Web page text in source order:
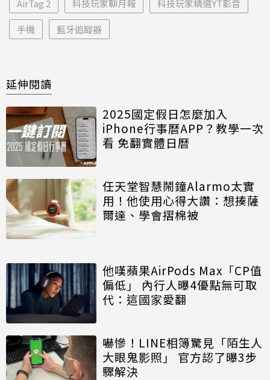
AirTag 2 科技玩家聊月報 科技玩家精選YT影音
手機 藍牙追蹤器
延伸閱讀
2025國定假日怎麼加入
iPhone行事曆APP？教學一次
看 免翻實體日曆
任天堂智慧鬧鐘Alarmo太實
用！他使用心得大讚：想揍薩
爾達、學會摺棉被
他嘆蘋果AirPods Max「CP值
偏低」 內行人曝4優點無可取
代：這國家愛翻
嚇慘！LINE相簿驚見「陌生人
大眼鬼影照」 官方認了曝3步
驟解決